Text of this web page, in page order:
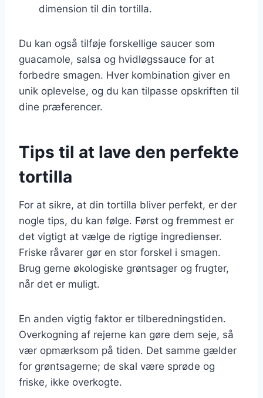
dimension til din tortilla.
Du kan også tilføje forskellige saucer som
guacamole, salsa og hvidløgssauce for at
forbedre smagen. Hver kombination giver en
unik oplevelse, og du kan tilpasse opskriften til
dine præferencer.
Tips til at lave den perfekte
tortilla
For at sikre, at din tortilla bliver perfekt, er der
nogle tips, du kan følge. Først og fremmest er
det vigtigt at vælge de rigtige ingredienser.
Friske råvarer gør en stor forskel i smagen.
Brug gerne økologiske grøntsager og frugter,
når det er muligt.
En anden vigtig faktor er tilberedningstiden.
Overkogning af rejerne kan gøre dem seje, så
vær opmærksom på tiden. Det samme gælder
for grøntsagerne; de skal være sprøde og
friske, ikke overkogte.